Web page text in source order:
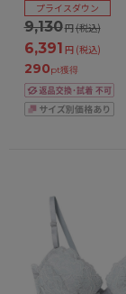
9,130円(税込)
プライスダウン
6,391 円 (税込)
290pt獲得